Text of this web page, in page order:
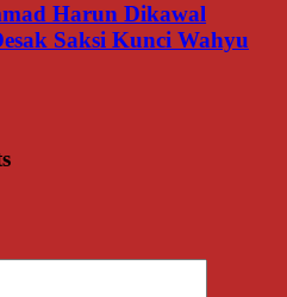
Harun Dikawal
Saksi Kunci Wahyu